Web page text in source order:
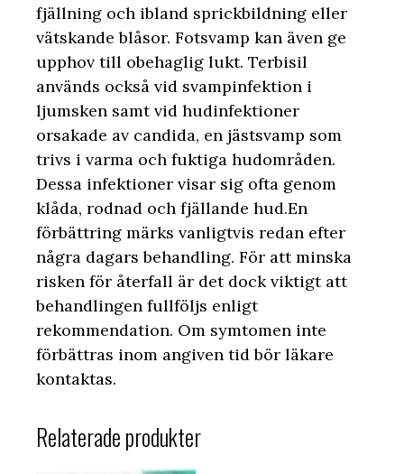
fjällning och ibland sprickbildning eller
vätskande blåsor. Fotsvamp kan även ge
upphov till obehaglig lukt. Terbisil
används också vid svampinfektion i
ljumsken samt vid hudinfektioner
orsakade av candida, en jästsvamp som
trivs i varma och fuktiga hudområden.
Dessa infektioner visar sig ofta genom
klåda, rodnad och fjällande hud.En
förbättring märks vanligtvis redan efter
några dagars behandling. För att minska
risken för återfall är det dock viktigt att
behandlingen fullföljs enligt
rekommendation. Om symtomen inte
förbättras inom angiven tid bör läkare
kontaktas.
Relaterade produkter